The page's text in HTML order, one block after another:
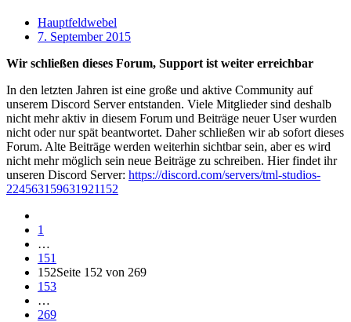
Hauptfeldwebel
7. September 2015
Wir schließen dieses Forum, Support ist weiter erreichbar
In den letzten Jahren ist eine große und aktive Community auf
unserem Discord Server entstanden. Viele Mitglieder sind deshalb
nicht mehr aktiv in diesem Forum und Beiträge neuer User wurden
nicht oder nur spät beantwortet. Daher schließen wir ab sofort dieses
Forum. Alte Beiträge werden weiterhin sichtbar sein, aber es wird
nicht mehr möglich sein neue Beiträge zu schreiben. Hier findet ihr
unseren Discord Server: https://discord.com/servers/tml-studios-
224563159631921152
1
…
151
152Seite 152 von 269
153
…
269